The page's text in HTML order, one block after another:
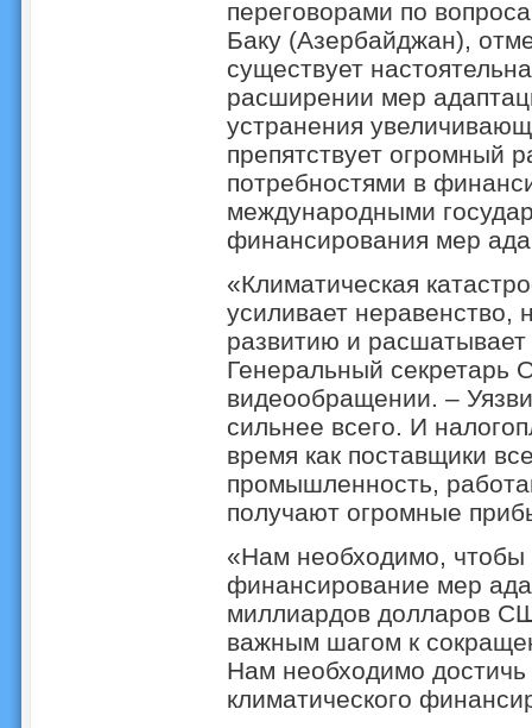
переговорами по
Баку (Азербайджан),
существует
расширении мер
устранения
препятствует огромный
потребностями в
международными
финансирования мер
«Климатическая
усиливает неравенство,
развитию и
Генеральный секретарь
видеообращении. –
сильнее всего. И
время как поставщики
промышленность,
получают огромные
«Нам необходимо, чтобы
финансирование мер
миллиардов долларов
важным шагом к
Нам необходимо
климатического